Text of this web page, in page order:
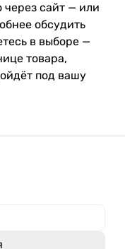
через сайт — или
обсудить
в выборе —
товара,
под вашу